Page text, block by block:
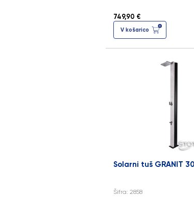
749,90 €
V košarico
Solarni tuš GRANIT
Šifra: 2858